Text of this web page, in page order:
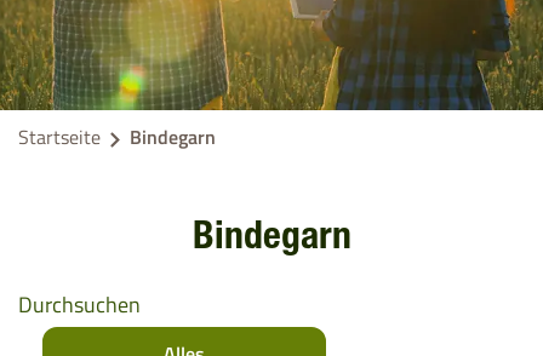
Startseite Bindegarn
Bindegarn
Durchsuchen